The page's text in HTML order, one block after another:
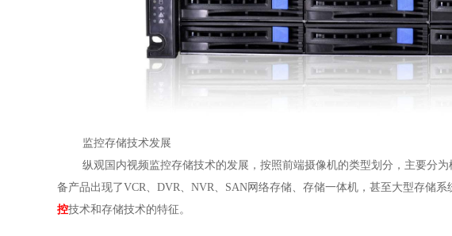
监控存储技术发展
纵观国内视频监控存储技术的发展，按照前端摄像机的类型划分，主要分为
备产品出现了VCR、DVR、NVR、SAN网络存储、存储一体机，甚至大型存储
控技术和存储技术的特征。